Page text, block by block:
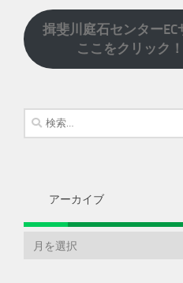
揖斐川庭石センターEC
ここをクリック！
検
索:
アーカイブ